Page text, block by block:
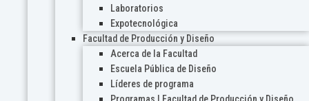
Laboratorios
Expotecnológica
Facultad de Producción y Diseño
Acerca de la Facultad
Escuela Pública de Diseño
Líderes de programa